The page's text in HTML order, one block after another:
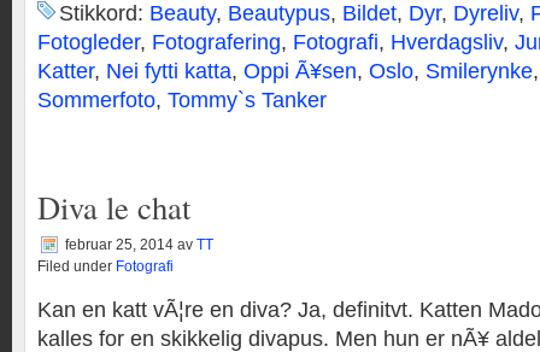
Stikkord: Beauty, Beautypus, Bildet, Dyr, Dyreliv,
Fotogleder, Fotografering, Fotografi, Hverdagsliv,
Katter, Nei fytti katta, Oppi Ã¥sen, Oslo, Smilerynke
Sommerfoto, Tommy`s Tanker
Diva le chat
februar 25, 2014 av TT
Filed under Fotografi
Kan en katt vÃ¦re en diva? Ja, definitvt. Katten
kalles for en skikkelig divapus. Men hun er nÃ¥